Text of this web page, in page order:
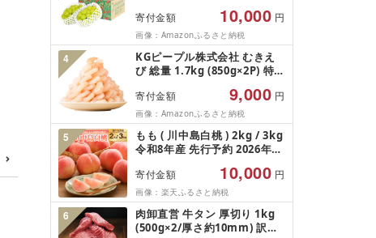
日)から10月下旬までの発送)
フルーツ ぶどう 果物 山梨県
産 2026 旬 大粒 高級 ブドウ
葡萄 富士吉田市
寄付金額 10,000 円
画像：Amazonふるさと納税
4
KGピープル株式会社 むきえ
び 総量 1.7kg (850g×2P) 特大
凍結 下処理不要 サイズ不揃い
訳あり
寄付金額 9,000 円
画像：Amazonふるさと納税
5
もも ( 川中島白桃 ) 2kg / 3kg
令和8年産 先行予約 2026年
ツ 秀品 のし 贈答 ギフト おす
そ分け 期間限定 冷蔵便 送料
無料 産地直送 お取り寄せ [ 山
形県 天童市 ]
寄付金額 10,000 円
画像：楽天ふるさと納税
6
肉卸直営 牛タン 厚切り 1kg
(500g×2/厚さ約10mm) 訳あ